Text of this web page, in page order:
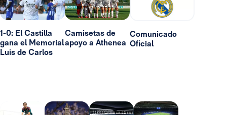
1-0: El Castilla
gana el Memorial
Luis de Carlos
Camisetas de
apoyo a Athenea
Comunicado
Oficial